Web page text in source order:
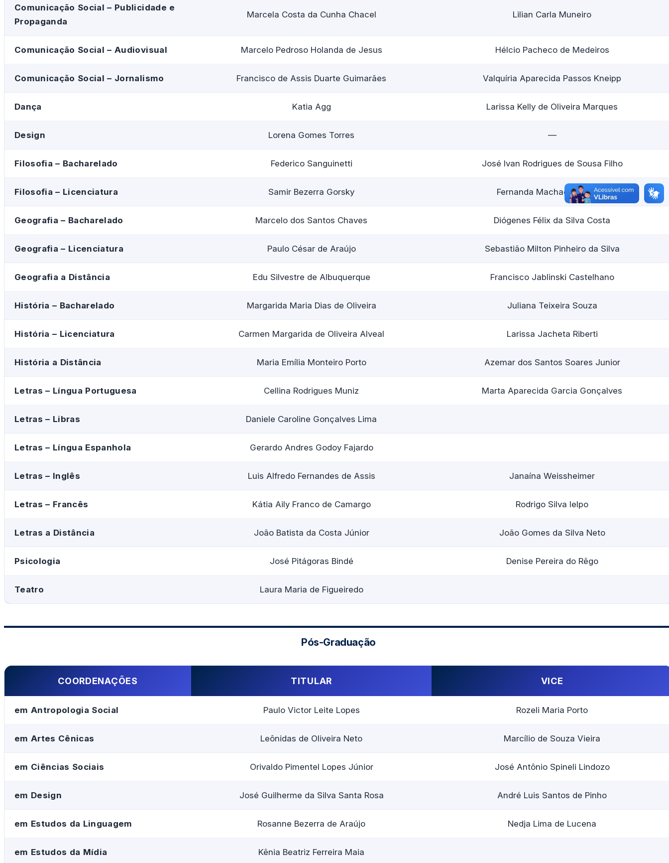
Comunicação Social – Publicidade e
Propaganda
Marcela Costa da Cunha Chacel Lilian Carla Muneiro
Comunicação Social – Audiovisual Marcelo Pedroso Holanda de Jesus Hélcio Pacheco de Medeiros
Comunicação Social – Jornalismo Francisco de Assis Duarte Guimarães Valquíria Aparecida Passos Kneipp
Dança Katia Agg Larissa Kelly de Oliveira Marques
Design Lorena Gomes Torres —
Filosofia – Bacharelado Federico Sanguinetti José Ivan Rodrigues de Sousa Filho
Filosofia – Licenciatura Samir Bezerra Gorsky Fernanda Machado Bulhões
Geografia – Bacharelado Marcelo dos Santos Chaves Diógenes Félix da Silva Costa
Geografia – Licenciatura Paulo César de Araújo Sebastião Milton Pinheiro da Silva
Geografia a Distância Edu Silvestre de Albuquerque Francisco Jablinski Castelhano
História – Bacharelado Margarida Maria Dias de Oliveira Juliana Teixeira Souza
História – Licenciatura Carmen Margarida de Oliveira Alveal Larissa Jacheta Riberti
História a Distância Maria Emília Monteiro Porto Azemar dos Santos Soares Junior
Letras – Língua Portuguesa Cellina Rodrigues Muniz Marta Aparecida Garcia Gonçalves
Letras – Libras Daniele Caroline Gonçalves Lima
Letras – Língua Espanhola Gerardo Andres Godoy Fajardo
Letras – Inglês Luis Alfredo Fernandes de Assis Janaína Weissheimer
Letras – Francês Kátia Aily Franco de Camargo Rodrigo Silva Ielpo
Letras a Distância João Batista da Costa Júnior João Gomes da Silva Neto
Psicologia José Pitágoras Bindé Denise Pereira do Rêgo
Teatro Laura Maria de Figueiredo
Pós-Graduação
COORDENAÇÕES TITULAR VICE
em Antropologia Social Paulo Victor Leite Lopes Rozeli Maria Porto
em Artes Cênicas Leônidas de Oliveira Neto Marcílio de Souza Vieira
em Ciências Sociais Orivaldo Pimentel Lopes Júnior José Antônio Spineli Lindozo
em Design José Guilherme da Silva Santa Rosa André Luis Santos de Pinho
em Estudos da Linguagem Rosanne Bezerra de Araújo Nedja Lima de Lucena
em Estudos da Mídia Kênia Beatriz Ferreira Maia